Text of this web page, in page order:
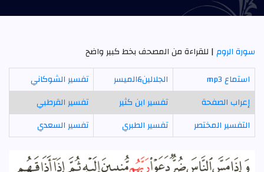
سورة الروم| للقراءة من المصحف بخط كبير واضح
استماع mp3
الجلالين&الميسر
تفسير الشوكاني
إعراب الصفحة
تفسير ابن كثير
تفسير القرطبي
التفسير المختصر
تفسير الطبري تفسير السعدي